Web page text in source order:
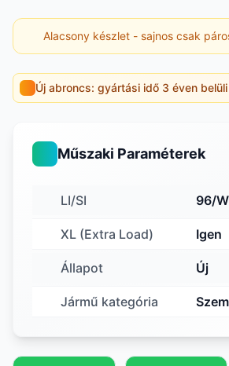
Alacsony készlet - sajnos csak
Új abroncs: gyártási idő 3 éven belüli
Műszaki Paraméterek
LI/SI 96/W
XL (Extra Load) Igen
Állapot Új
Jármű kategória